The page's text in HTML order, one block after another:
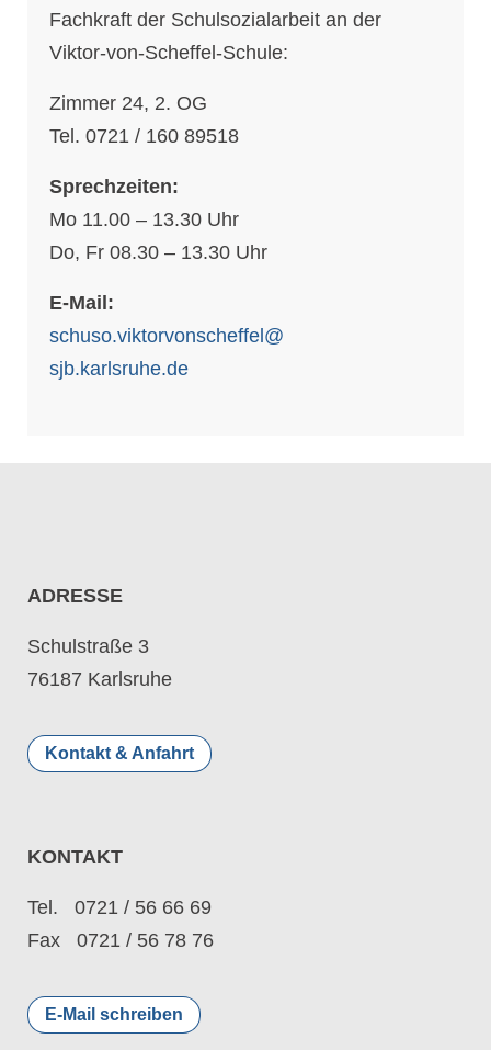
Fachkraft der Schulsozialarbeit an der
Viktor-von-Scheffel-Schule:
Zimmer 24, 2. OG
Tel. 0721 / 160 89518
Sprechzeiten:
Mo 11.00 – 13.30 Uhr
Do, Fr 08.30 – 13.30 Uhr
E-Mail:
schuso.viktorvonscheffel@
sjb.karlsruhe.de
ADRESSE
Schulstraße 3
76187 Karlsruhe
Kontakt & Anfahrt
KONTAKT
Tel. 0721 / 56 66 69
Fax 0721 / 56 78 76
E-Mail schreiben